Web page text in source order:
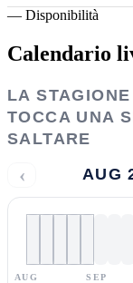
— Disponibilità
Calendario
LA
TOCCA UNA
SALTARE
‹ AUG
AUG SEP